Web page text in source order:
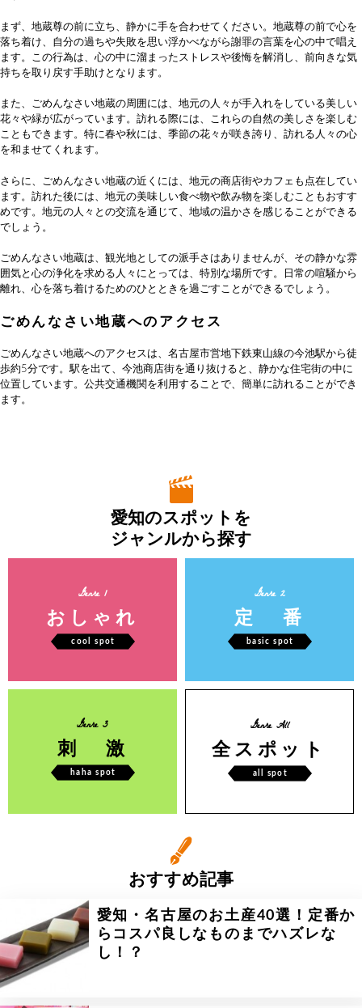
まず、地蔵尊の前に立ち、静かに手を合わせてください。地蔵尊の前で心を
落ち着け、自分の過ちや失敗を思い浮かべながら謝罪の言葉を心の中で唱え
ます。この行為は、心の中に溜まったストレスや後悔を解消し、前向きな気
持ちを取り戻す手助けとなります。
また、ごめんなさい地蔵の周囲には、地元の人々が手入れをしている美しい
花々や緑が広がっています。訪れる際には、これらの自然の美しさを楽しむ
こともできます。特に春や秋には、季節の花々が咲き誇り、訪れる人々の心
を和ませてくれます。
さらに、ごめんなさい地蔵の近くには、地元の商店街やカフェも点在してい
ます。訪れた後には、地元の美味しい食べ物や飲み物を楽しむこともおすす
めです。地元の人々との交流を通じて、地域の温かさを感じることができる
でしょう。
ごめんなさい地蔵は、観光地としての派手さはありませんが、その静かな雰
囲気と心の浄化を求める人々にとっては、特別な場所です。日常の喧騒から
離れ、心を落ち着けるためのひとときを過ごすことができるでしょう。
ごめんなさい地蔵へのアクセス
ごめんなさい地蔵へのアクセスは、名古屋市営地下鉄東山線の今池駅から徒
歩約5分です。駅を出て、今池商店街を通り抜けると、静かな住宅街の中に
位置しています。公共交通機関を利用することで、簡単に訪れることができ
ます。
愛知のスポットを
ジャンルから探す
Genre 1
おしゃれ
cool spot
Genre 2
定 番
basic spot
Genre 3
刺 激
haha spot
Genre All
全スポット
all spot
おすすめ記事
愛知・名古屋のお土産40選！定番か
らコスパ良しなものまでハズレな
し！？